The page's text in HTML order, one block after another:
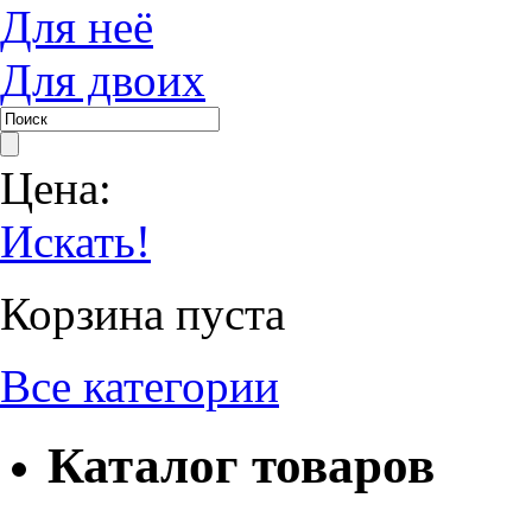
Для неё
Для двоих
Цена:
Искать!
Корзина пуста
Все категории
Каталог товаров